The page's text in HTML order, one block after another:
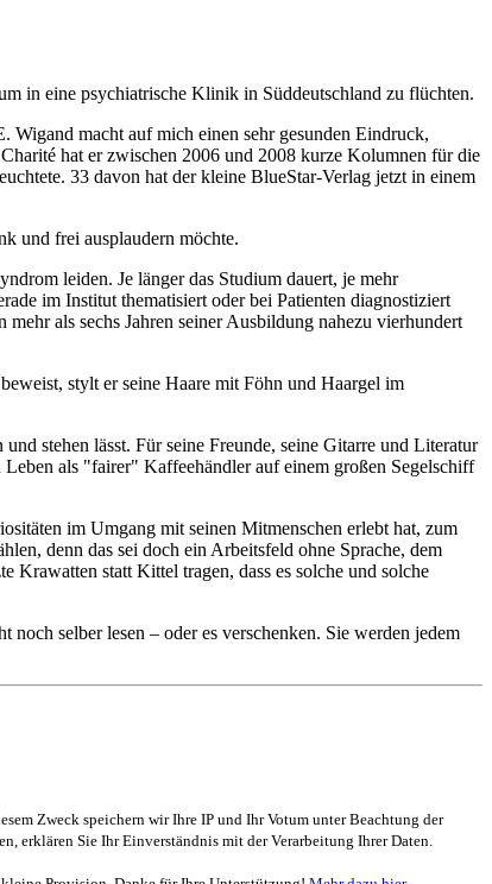
in eine psychiatrische Klinik in Süddeutschland zu flüchten.
macht auf mich einen sehr gesunden Eindruck,
hat er zwischen 2006 und 2008 kurze Kolumnen für die
33 davon hat der kleine BlueStar-Verlag jetzt in einem
und frei ausplaudern möchte.
leiden. Je länger das Studium dauert, je mehr
im Institut thematisiert oder bei Patienten diagnostiziert
als sechs Jahren seiner Ausbildung nahezu vierhundert
stylt er seine Haare mit Föhn und Haargel im
stehen lässt. Für seine Freunde, seine Gitarre und Literatur
als "fairer" Kaffeehändler auf einem großen Segelschiff
im Umgang mit seinen Mitmenschen erlebt hat, zum
denn das sei doch ein Arbeitsfeld ohne Sprache, dem
statt Kittel tragen, dass es solche und solche
selber lesen – oder es verschenken. Sie werden jedem
Zweck speichern wir Ihre IP und Ihr Votum unter Beachtung der
erklären Sie Ihr Einverständnis mit der Verarbeitung Ihrer Daten.